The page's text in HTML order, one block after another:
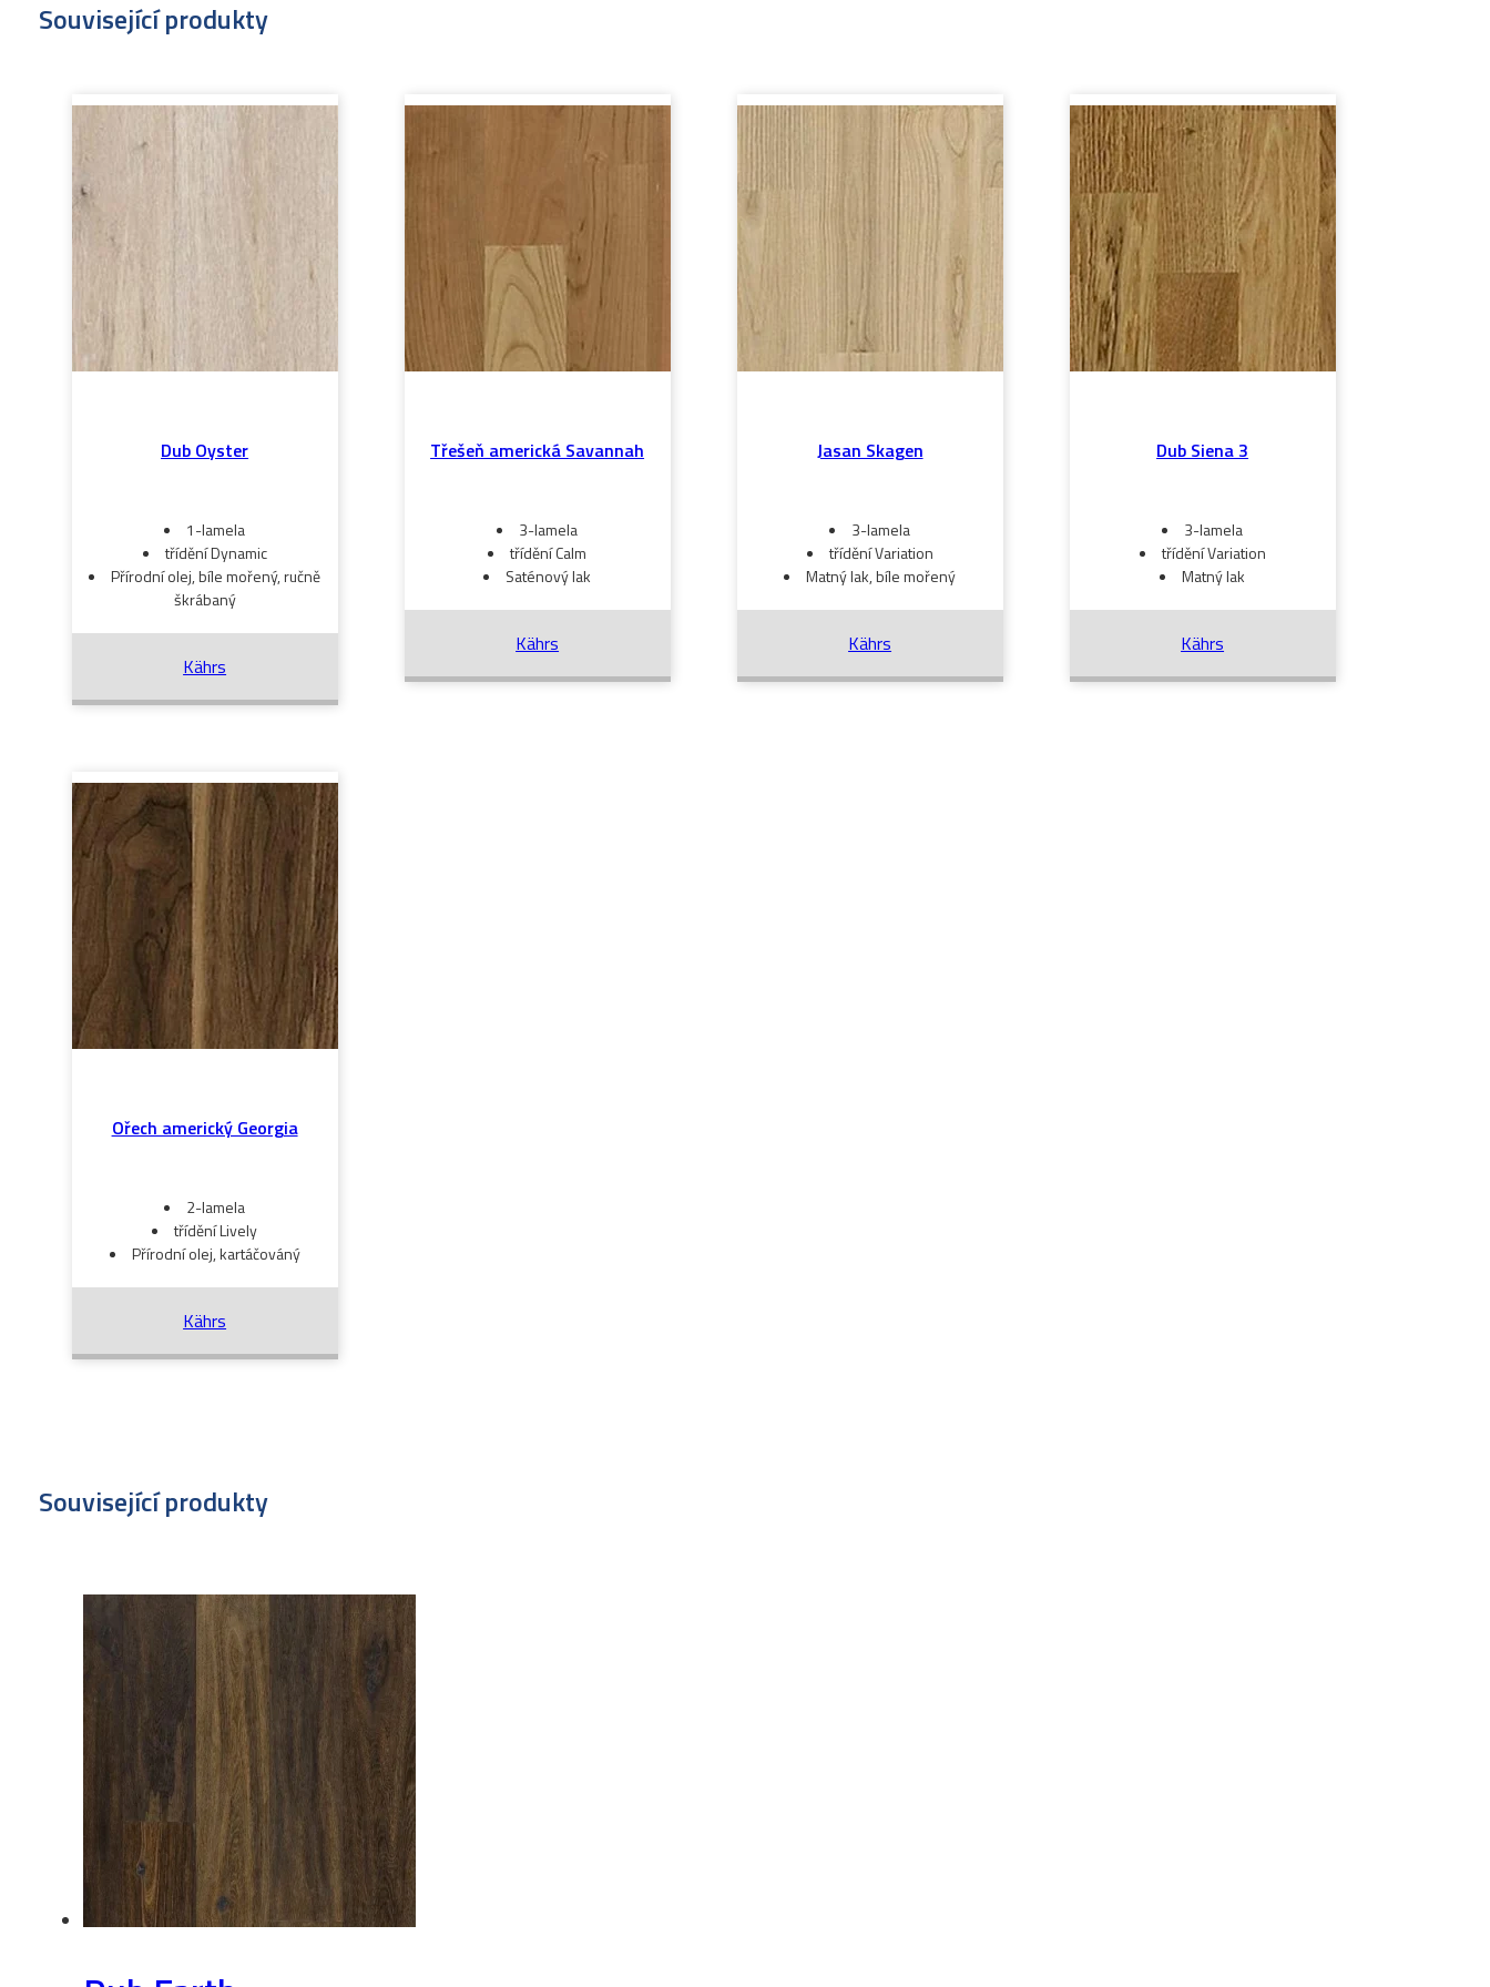
Související produkty
Dub Oyster
1-lamela
třídění Dynamic
Přírodní olej, bíle mořený, ručně
škrábaný
Kährs
Třešeň americká Savannah
3-lamela
třídění Calm
Saténový lak
Kährs
Jasan Skagen
3-lamela
třídění Variation
Matný lak, bíle mořený
Kährs
Dub Siena 3
3-lamela
třídění Variation
Matný lak
Kährs
Ořech americký Georgia
2-lamela
třídění Lively
Přírodní olej, kartáčováný
Kährs
Související produkty